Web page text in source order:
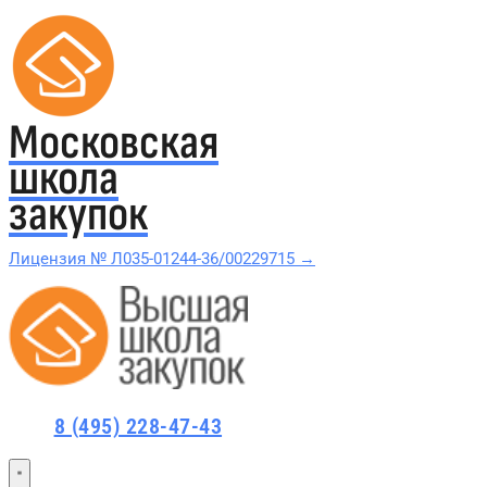
Московская
школа
закупок
Лицензия № Л035-01244-36/00229715 →
Проверить в реестре Рособрнадзора →
Курсы по 44-ФЗ
8 (495) 228-47-43